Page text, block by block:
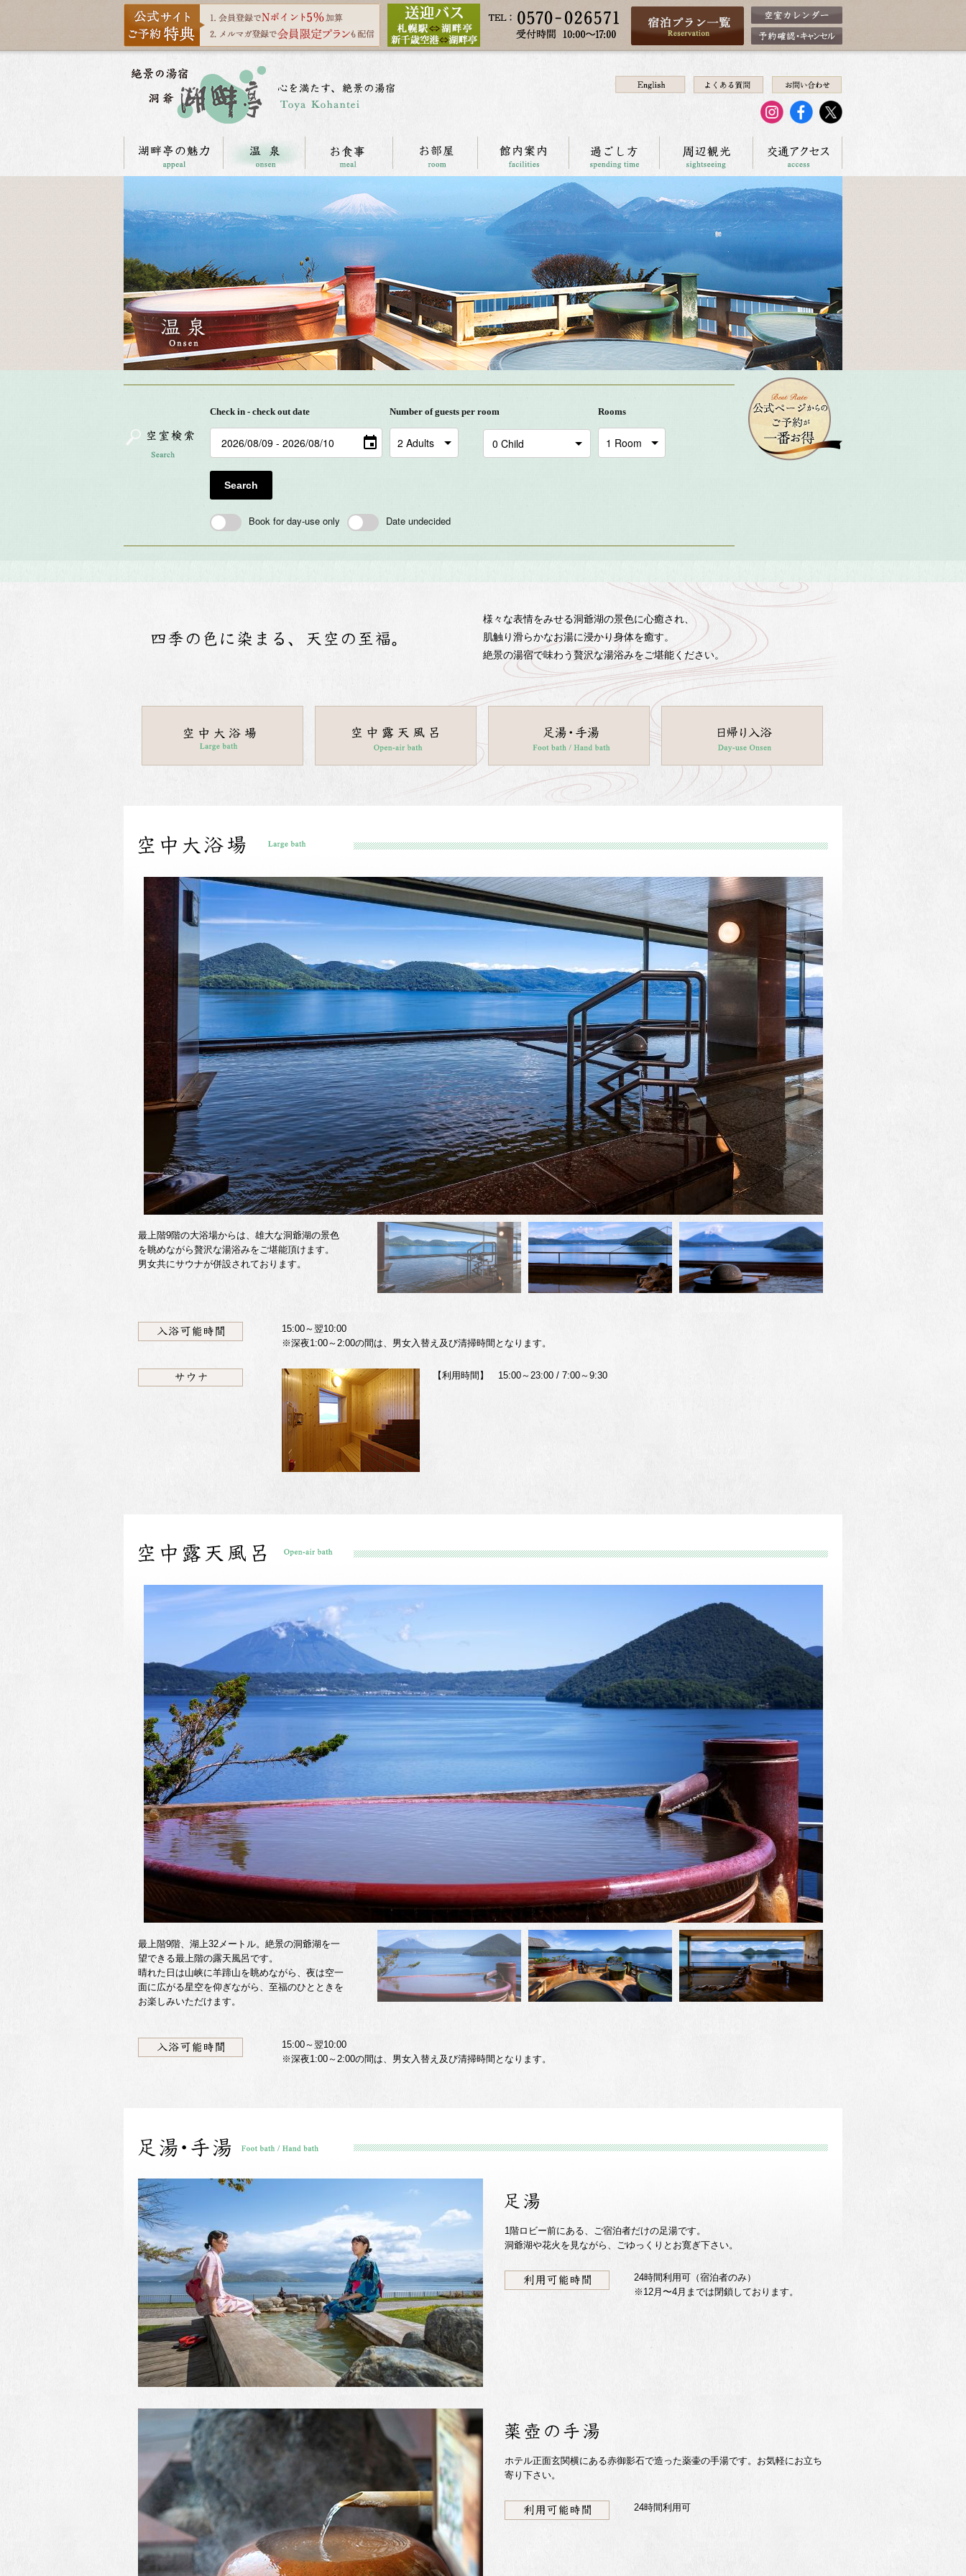
Check in - check out date Number of guests per room Rooms
Search
Book for day-use only Date undecided
様々な表情をみせる洞爺湖の景色に心癒され、
肌触り滑らかなお湯に浸かり身体を癒す。
絶景の湯宿で味わう贅沢な湯浴みをご堪能ください。
最上階9階の大浴場からは、雄大な洞爺湖の景色
を眺めながら贅沢な湯浴みをご堪能頂けます。
男女共にサウナが併設されております。
15:00～翌10:00
※深夜1:00～2:00の間は、男女入替え及び清掃時間となります。
【利用時間】 15:00～23:00 / 7:00～9:30
最上階9階、湖上32メートル。絶景の洞爺湖を一
望できる最上階の露天風呂です。
晴れた日は山峡に羊蹄山を眺めながら、夜は空一
面に広がる星空を仰ぎながら、至福のひとときを
お楽しみいただけます。
15:00～翌10:00
※深夜1:00～2:00の間は、男女入替え及び清掃時間となります。
1階ロビー前にある、ご宿泊者だけの足湯です。
洞爺湖や花火を見ながら、ごゆっくりとお寛ぎ下さい。
24時間利用可（宿泊者のみ）
※12月〜4月までは閉鎖しております。
ホテル正面玄関横にある赤御影石で造った薬壷の手湯です。お気軽にお立ち
寄り下さい。
24時間利用可